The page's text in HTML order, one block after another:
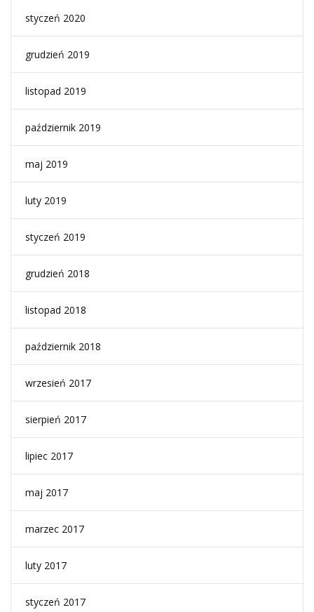
styczeń 2020
grudzień 2019
listopad 2019
październik 2019
maj 2019
luty 2019
styczeń 2019
grudzień 2018
listopad 2018
październik 2018
wrzesień 2017
sierpień 2017
lipiec 2017
maj 2017
marzec 2017
luty 2017
styczeń 2017